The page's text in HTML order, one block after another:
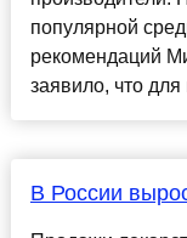
популярной
рекомендаций
заявило, что
В России